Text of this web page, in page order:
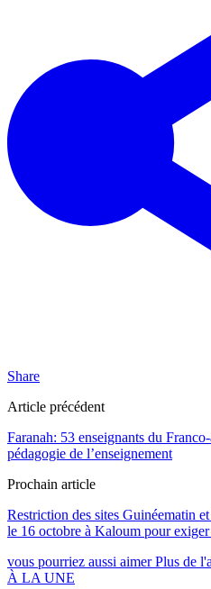
Share
Article précédent
Faranah: 53 enseignants du
pédagogie de l’enseignement
Prochain article
Restriction des sites Guinéematin
le 16 octobre à Kaloum pour
vous pourriez aussi aimer Plus de
À LA UNE